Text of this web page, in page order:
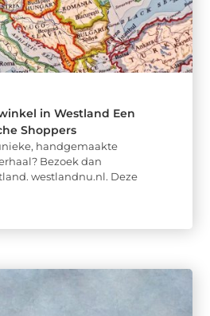
in Westland Een
Shoppers
handgemaakte
Bezoek dan
westlandnu.nl. Deze